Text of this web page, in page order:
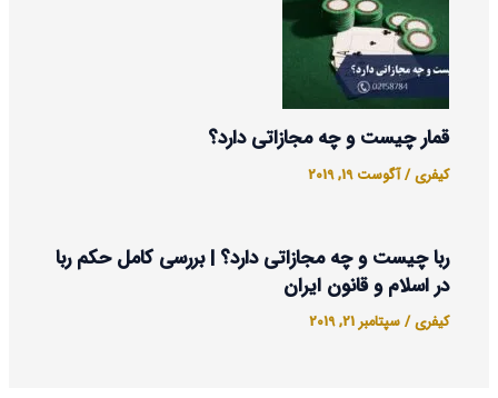
قمار چیست و چه مجازاتی دارد؟
کیفری/آگوست 19, 2019
ربا چیست و چه مجازاتی دارد؟ | بررسی کامل حکم ربا
در اسلام و قانون ایران
کیفری/سپتامبر 21, 2019